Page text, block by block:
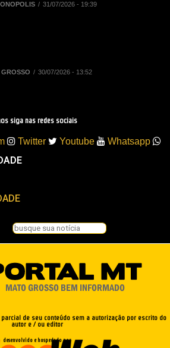
31/07/2026 - 19:39
30/07/2026 - 13:52
siga nas redes sociais
Twitter Youtube Whatsapp
de seu conteúdo sem a autorização por escrito do
autor e / ou editor
desenvolvido e hospedado por